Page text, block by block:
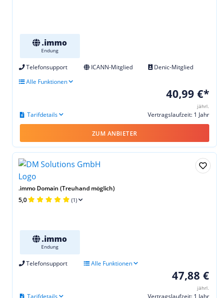
.immo
Endung
Telefonsupport ICANN-Mitglied
Denic-Mitglied
Alle Funktionen
40,99 €*
jährl.
Vertragslaufzeit: 1 Jahr
Tarifdetails
ZUM ANBIETER
.immo Domain (Treuhand möglich)
5,0 (1)
.immo
Endung
Telefonsupport Alle Funktionen
47,88 €
jährl.
Vertragslaufzeit: 1 Jahr
Tarifdetails